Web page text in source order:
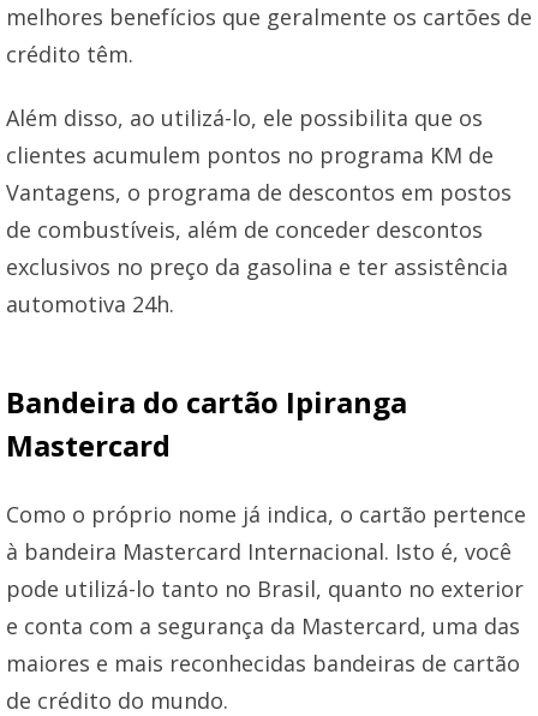
melhores benefícios que geralmente os cartões de
crédito têm.
Além disso, ao utilizá-lo, ele possibilita que os
clientes acumulem pontos no programa KM de
Vantagens, o programa de descontos em postos
de combustíveis, além de conceder descontos
exclusivos no preço da gasolina e ter assistência
automotiva 24h.
Bandeira do cartão Ipiranga
Mastercard
Como o próprio nome já indica, o cartão pertence
à bandeira Mastercard Internacional. Isto é, você
pode utilizá-lo tanto no Brasil, quanto no exterior
e conta com a segurança da Mastercard, uma das
maiores e mais reconhecidas bandeiras de cartão
de crédito do mundo.